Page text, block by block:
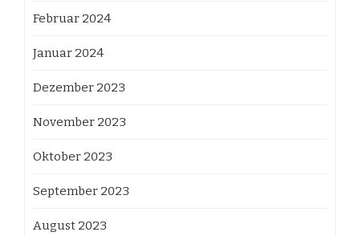
Februar 2024
Januar 2024
Dezember 2023
November 2023
Oktober 2023
September 2023
August 2023